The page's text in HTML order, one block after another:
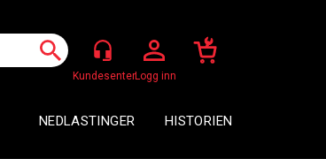
Logg inn
NEDLASTINGER HISTORIEN